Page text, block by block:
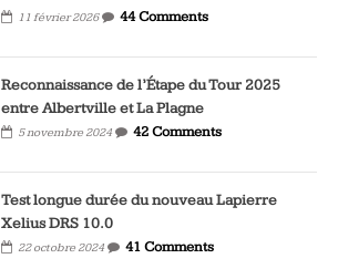
11 février 2026 44 Comments
Reconnaissance de l’Étape du Tour 2025
entre Albertville et La Plagne
5 novembre 2024 42 Comments
Test longue durée du nouveau Lapierre
Xelius DRS 10.0
22 octobre 2024 41 Comments